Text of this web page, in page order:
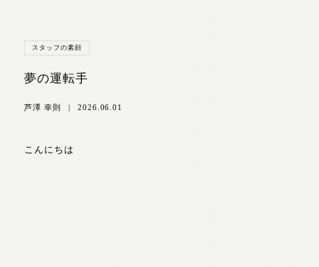
スタッフの素顔
夢の運転手
芦澤 幸則 | 2026.06.01
こんにちは